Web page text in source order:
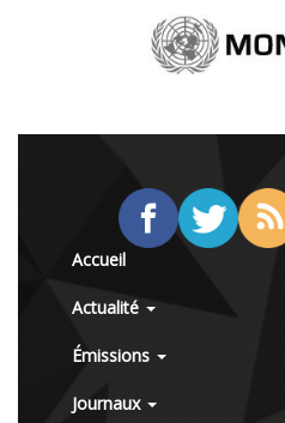
Accueil
Actualité
Émissions
Journaux